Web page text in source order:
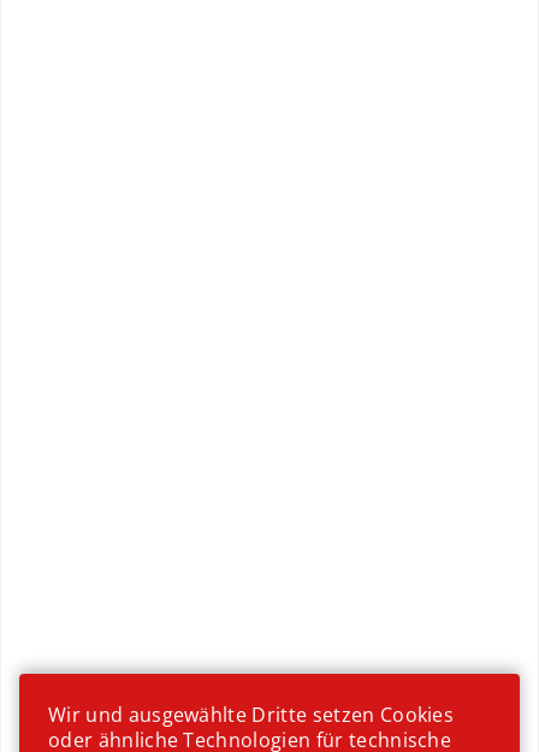
Wir und ausgewählte Dritte setzen Cookies
oder ähnliche Technologien für technische